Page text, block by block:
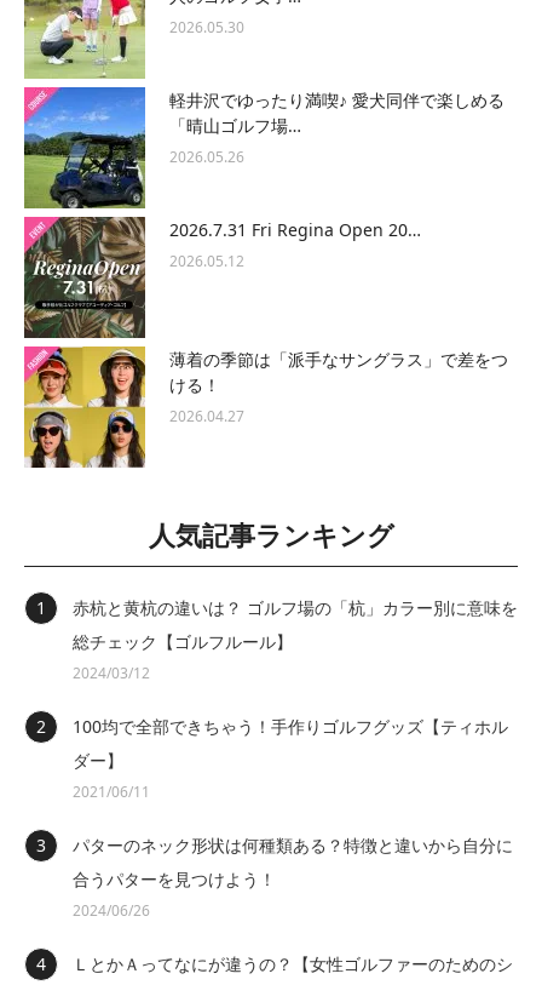
2026.05.30
軽井沢でゆったり満喫♪ 愛犬同伴で楽しめる
「晴山ゴルフ場…
2026.05.26
2026.7.31 Fri Regina Open 20…
2026.05.12
薄着の季節は「派手なサングラス」で差をつ
ける！
2026.04.27
人気記事ランキング
赤杭と黄杭の違いは？ ゴルフ場の「杭」カラー別に意味を
総チェック【ゴルフルール】
2024/03/12
100均で全部できちゃう！手作りゴルフグッズ【ティホル
ダー】
2021/06/11
パターのネック形状は何種類ある？特徴と違いから自分に
合うパターを見つけよう！
2024/06/26
ＬとかＡってなにが違うの？【女性ゴルファーのためのシ